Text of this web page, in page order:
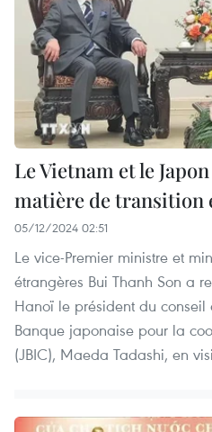
Le Vietnam et le
matière de transition
05/12/2024 02:51
Le vice-Premier ministre et
étrangères Bui Thanh Son a
Hanoï le président du
Banque japonaise pour la
(JBIC), Maeda Tadashi, en